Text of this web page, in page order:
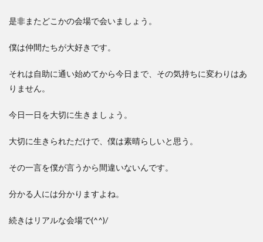
是非またどこかの会場で会いましょう。
僕は仲間たちが大好きです。
それは自助に通い始めてから今日まで、その気持ちに変わりはあ
りません。
今日一日を大切に生きましょう。
大切に生きられただけで、僕は素晴らしいと思う。
その一言を僕が言うから間違いないんです。
分かる人には分かりますよね。
続きはリアルな会場で(^^)/